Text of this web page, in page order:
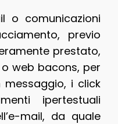
o comunicazioni
previo
prestato,
web bacons, per
messaggio, i click
ipertestuali
mail, da quale